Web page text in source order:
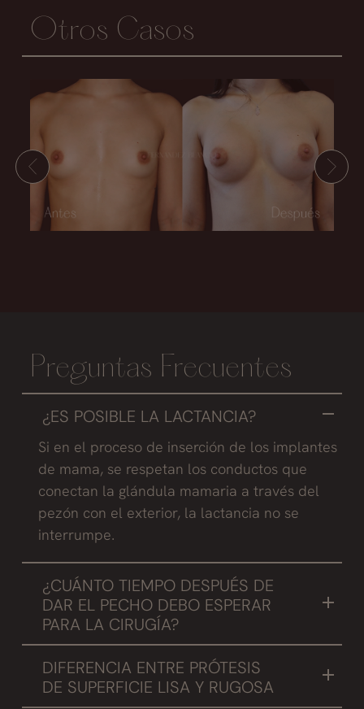
Otros Casos
Preguntas Frecuentes
¿ES POSIBLE LA LACTANCIA?
Si en el proceso de inserción de los implantes
de mama, se respetan los conductos que
conectan la glándula mamaria a través del
pezón con el exterior, la lactancia no se
interrumpe.
¿CUÁNTO TIEMPO DESPUÉS DE
DAR EL PECHO DEBO ESPERAR
PARA LA CIRUGÍA?
Recomendamos que la paciente se opere 6
meses después de haber dejado la lactancia,
de manera que el pecho no se encuentra
DIFERENCIA ENTRE PRÓTESIS
DE SUPERFICIE LISA Y RUGOSA